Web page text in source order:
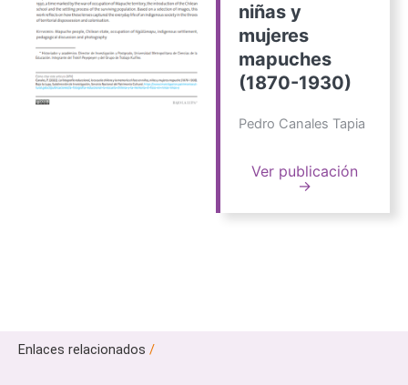
niñas y
mujeres
mapuches
(1870-1930)
Pedro Canales Tapia
Ver publicación
→
Enlaces relacionados /